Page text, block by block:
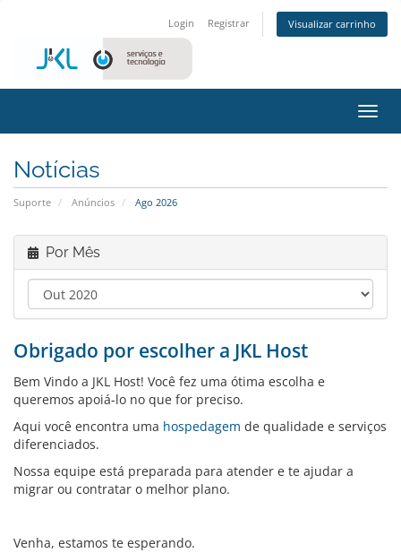
Login Registrar Visualizar carrinho
Notícias
Suporte Anúncios Ago 2026
Por Mês
Obrigado por escolher a JKL Host
Bem Vindo a JKL Host! Você fez uma ótima escolha e
queremos apoiá-lo no que for preciso.
Aqui você encontra uma hospedagem de qualidade e serviços
diferenciados.
Nossa equipe está preparada para atender e te ajudar a
migrar ou contratar o melhor plano.
Venha, estamos te esperando.